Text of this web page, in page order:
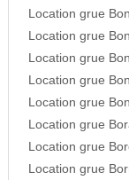
Location grue
Location grue
Location grue
Location grue
Location grue
Location grue
Location grue
Location grue